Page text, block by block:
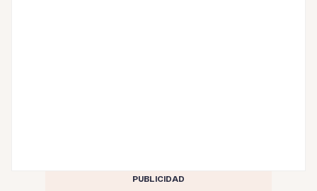
PUBLICIDAD